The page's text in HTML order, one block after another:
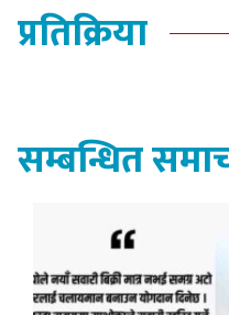
प्रतिक्रिया
सम्बन्धित